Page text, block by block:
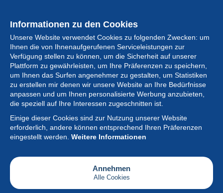
Informationen zu den Cookies
Unsere Website verwendet Cookies zu folgenden Zwecken: um
Ihnen die von Ihnenaufgerufenen Serviceleistungen zur
Verfügung stellen zu können, um die Sicherheit auf unserer
Plattform zu gewährleisten, um Ihre Präferenzen zu speichern,
um Ihnen das Surfen angenehmer zu gestalten, um Statistiken
zu erstellen mir denen wir unsere Website an Ihre Bedürfnisse
anpassen und um Ihnen personalisierte Werbung anzubieten,
die speziell auf Ihre Interessen zugeschnitten ist.
Einige dieser Cookies sind zur Nutzung unserer Website
erforderlich, andere können entsprechend Ihren Präferenzen
eingestellt werden. Weitere Informationen
Annehmen
Alle Cookies
Sammlung
Neuigkeiten
Artikel
Gesellschaft
Serviceleistungen